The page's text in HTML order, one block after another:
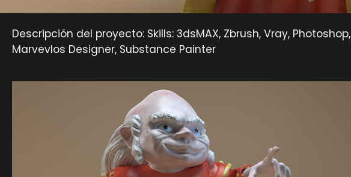
Descripción del proyecto: Skills: 3dsMAX, Zbrush, Vray, Photoshop,
Marvevlos Designer, Substance Painter